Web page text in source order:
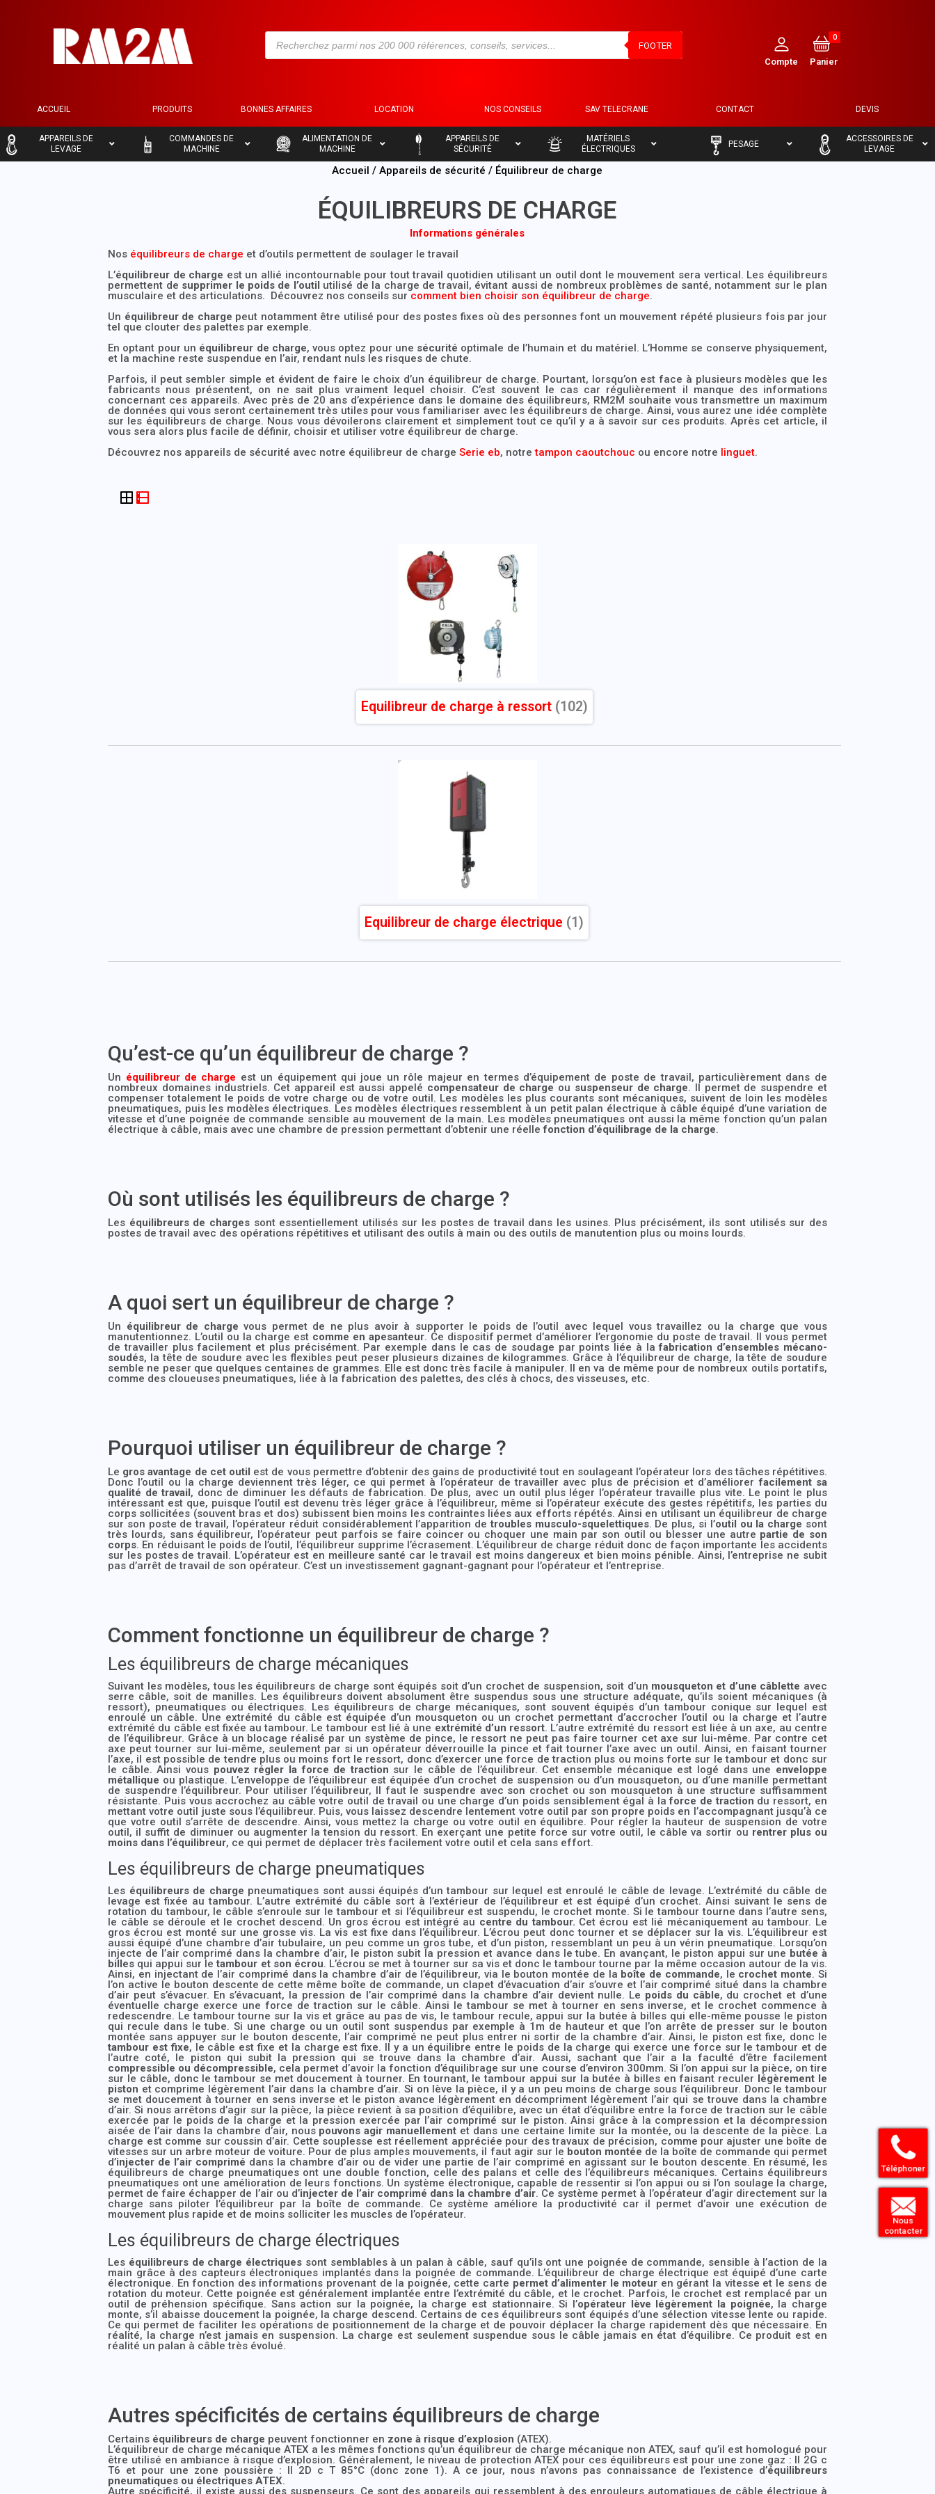
FOOTER
0
ACCUEIL
– PRODUITS
– BONNES AFFAIRES
– LOCATION
– NOS CONSEILS SAV TELECRANE
– CONTACT
– DEVIS
–
APPAREILS DE
LEVAGE
COMMANDES DE
MACHINE
ALIMENTATION DE
MACHINE
APPAREILS DE
SÉCURITÉ
MATÉRIELS
ÉLECTRIQUES
PESAGE
ACCESSOIRES DE
LEVAGE
Accueil /Appareils de sécurité / Équilibreur de charge
ÉQUILIBREURS DE CHARGE
Informations générales
Nos équilibreurs de charge et d’outils permettent de soulager le travail
L’équilibreur de charge est un allié incontournable pour tout travail quotidien utilisant un outil dont le mouvement sera vertical. Les équilibreurs
permettent de supprimer le poids de l’outil utilisé de la charge de travail, évitant aussi de nombreux problèmes de santé, notamment sur le plan
musculaire et des articulations. Découvrez nos conseils sur comment bien choisir son équilibreur de charge.
Un équilibreur de charge peut notamment être utilisé pour des postes fixes où des personnes font un mouvement répété plusieurs fois par jour
tel que clouter des palettes par exemple.
En optant pour un équilibreur de charge, vous optez pour une sécurité optimale de l’humain et du matériel. L’Homme se conserve physiquement,
et la machine reste suspendue en l’air, rendant nuls les risques de chute.
Parfois, il peut sembler simple et évident de faire le choix d’un équilibreur de charge. Pourtant, lorsqu’on est face à plusieurs modèles que les
fabricants nous présentent, on ne sait plus vraiment lequel choisir. C’est souvent le cas car régulièrement il manque des informations
concernant ces appareils. Avec près de 20 ans d’expérience dans le domaine des équilibreurs, RM2M souhaite vous transmettre un maximum
de données qui vous seront certainement très utiles pour vous familiariser avec les équilibreurs de charge. Ainsi, vous aurez une idée complète
sur les équilibreurs de charge. Nous vous dévoilerons clairement et simplement tout ce qu’il y a à savoir sur ces produits. Après cet article, il
vous sera alors plus facile de définir, choisir et utiliser votre équilibreur de charge.
Découvrez nos appareils de sécurité avec notre équilibreur de chargeSerie eb, notretampon caoutchouc ou encore notre linguet.
Equilibreur de charge à ressort (102)
Equilibreur de charge électrique (1)
Qu’est-ce qu’un équilibreur de charge ?
Un équilibreur de charge est un équipement qui joue un rôle majeur en termes d’équipement de poste de travail, particulièrement dans de
nombreux domaines industriels. Cet appareil est aussi appelé compensateur de charge ou suspenseur de charge. Il permet de suspendre et
compenser totalement le poids de votre charge ou de votre outil. Les modèles les plus courants sont mécaniques, suivent de loin les modèles
pneumatiques, puis les modèles électriques. Les modèles électriques ressemblent à un petit palan électrique à câble équipé d’une variation de
vitesse et d’une poignée de commande sensible au mouvement de la main. Les modèles pneumatiques ont aussi la même fonction qu’un palan
électrique à câble, mais avec une chambre de pression permettant d’obtenir une réellefonction d’équilibrage de la charge.
Où sont utilisés les équilibreurs de charge ?
Les équilibreurs de chargessont essentiellement utilisés sur les postes de travail dans les usines. Plus précisément, ils sont utilisés sur des
postes de travail avec des opérations répétitives et utilisant des outils à main ou des outils de manutention plus ou moins lourds.
A quoi sert un équilibreur de charge ?
Un équilibreur de charge vous permet de ne plus avoir à supporter le poids de l’outil avec lequel vous travaillez ou la charge que vous
manutentionnez. L’outil ou la charge est comme en apesanteur. Ce dispositif permet d’améliorer l’ergonomie du poste de travail. Il vous permet
de travailler plus facilement et plus précisément. Par exemple dans le cas de soudage par points liée à lafabrication d’ensembles mécano-
soudés, la tête de soudure avec les flexibles peut peser plusieurs dizaines de kilogrammes. Grâce à l’équilibreur de charge, la tête de soudure
semble ne peser que quelques centaines de grammes. Elle est donc très facile à manipuler. Il en va de même pour de nombreux outils portatifs,
comme des cloueuses pneumatiques, liée à la fabrication des palettes, des clés à chocs, des visseuses, etc.
Pourquoi utiliser un équilibreur de charge ?
Le gros avantage de cet outil est de vous permettre d’obtenir des gains de productivité tout en soulageant l’opérateur lors des tâches répétitives.
Donc l’outil ou la charge deviennent très léger, ce qui permet à l’opérateur de travailler avec plus de précision et d’améliorerfacilement sa
qualité de travail, donc de diminuer les défauts de fabrication. De plus, avec un outil plus léger l’opérateur travaille plus vite. Le point le plus
intéressant est que, puisque l’outil est devenu très léger grâce à l’équilibreur, même si l’opérateur exécute des gestes répétitifs, les parties du
corps sollicitées (souvent bras et dos) subissent bien moins les contraintes liées aux efforts répétés. Ainsi en utilisant un équilibreur de charge
sur son poste de travail, l’opérateur réduit considérablement l’apparition detroubles musculo-squelettiques. De plus, si l’outil ou la charge sont
très lourds, sans équilibreur, l’opérateur peut parfois se faire coincer ou choquer une main par son outil ou blesser une autre partie de son
corps. En réduisant le poids de l’outil, l’équilibreur supprime l’écrasement. L’équilibreur de charge réduit donc de façon importante les accidents
sur les postes de travail. L’opérateur est en meilleure santé car le travail est moins dangereux et bien moins pénible. Ainsi, l’entreprise ne subit
pas d’arrêt de travail de son opérateur. C’est un investissement gagnant-gagnant pour l’opérateur et l’entreprise.
Comment fonctionne un équilibreur de charge ?
Les équilibreurs de charge mécaniques
Suivant les modèles, tous les équilibreurs de charge sont équipés soit d’un crochet de suspension, soit d’un mousqueton et d’une câblette avec
serre câble, soit de manilles. Les équilibreurs doivent absolument être suspendus sous une structure adéquate, qu’ils soient mécaniques (à
ressort), pneumatiques ou électriques. Les équilibreurs de charge mécaniques, sont souvent équipés d’un tambour conique sur lequel est
enroulé un câble. Une extrémité du câble est équipée d’un mousqueton ou un crochet permettant d’accrocher l’outil ou la charge et l’autre
extrémité du câble est fixée au tambour. Le tambour est lié à une extrémité d’un ressort. L’autre extrémité du ressort est liée à un axe, au centre
de l’équilibreur. Grâce à un blocage réalisé par un système de pince, le ressort ne peut pas faire tourner cet axe sur lui-même. Par contre cet
axe peut tourner sur lui-même, seulement par si un opérateur déverrouille la pince et fait tourner l’axe avec un outil. Ainsi, en faisant tourner
l’axe, il est possible de tendre plus ou moins fort le ressort, donc d’exercer une force de traction plus ou moins forte sur le tambour et donc sur
le câble. Ainsi vous pouvez régler la force de traction sur le câble de l’équilibreur. Cet ensemble mécanique est logé dans une enveloppe
métallique ou plastique. L’enveloppe de l’équilibreur est équipée d’un crochet de suspension ou d’un mousqueton, ou d’une manille permettant
de suspendre l’équilibreur. Pour utiliser l’équilibreur, Il faut le suspendre avec son crochet ou son mousqueton à une structure suffisamment
résistante. Puis vous accrochez au câble votre outil de travail ou une charge d’un poids sensiblement égal à laforce de traction du ressort, en
mettant votre outil juste sous l’équilibreur. Puis, vous laissez descendre lentement votre outil par son propre poids en l’accompagnant jusqu’à ce
que votre outil s’arrête de descendre. Ainsi, vous mettez la charge ou votre outil en équilibre. Pour régler la hauteur de suspension de votre
outil, il suffit de diminuer ou augmenter la tension du ressort. En exerçant une petite force sur votre outil, le câble va sortir ou rentrer plus ou
moins dans l’équilibreur, ce qui permet de déplacer très facilement votre outil et cela sans effort.
Les équilibreurs de charge pneumatiques
Les équilibreurs de charge pneumatiques sont aussi équipés d’un tambour sur lequel est enroulé le câble de levage. L’extrémité du câble de
levage est fixée au tambour. L’autre extrémité du câble sort à l’extérieur de l’équilibreur et est équipé d’un crochet. Ainsi suivant le sens de
rotation du tambour, le câble s’enroule sur le tambour et si l’équilibreur est suspendu, le crochet monte. Si le tambour tourne dans l’autre sens,
le câble se déroule et le crochet descend. Un gros écrou est intégré au centre du tambour. Cet écrou est lié mécaniquement au tambour. Le
gros écrou est monté sur une grosse vis. La vis est fixe dans l’équilibreur. L’écrou peut donc tourner et se déplacer sur la vis. L’équilibreur est
aussi équipé d’une chambre d’air tubulaire, un peu comme un gros tube, et d’un piston, ressemblant un peu à un vérin pneumatique. Lorsqu’on
injecte de l’air comprimé dans la chambre d’air, le piston subit la pression et avance dans le tube. En avançant, le piston appui sur une butée à
billes qui appui sur letambour et son écrou. L’écrou se met à tourner sur sa vis et donc le tambour tourne par la même occasion autour de la vis.
Ainsi, en injectant de l’air comprimé dans la chambre d’air de l’équilibreur, via le bouton montée de la boîte de commande, le crochet monte. Si
l’on active le bouton descente de cette même boîte de commande, un clapet d’évacuation d’air s’ouvre et l’air comprimé situé dans la chambre
d’air peut s’évacuer. En s’évacuant, la pression de l’air comprimé dans la chambre d’air devient nulle. Le poids du câble, du crochet et d’une
éventuelle charge exerce une force de traction sur le câble. Ainsi le tambour se met à tourner en sens inverse, et le crochet commence à
redescendre. Le tambour tourne sur la vis et grâce au pas de vis, le tambour recule, appui sur la butée à billes qui elle-même pousse le piston
qui recule dans le tube. Si une charge ou un outil sont suspendus par exemple à 1m de hauteur et que l’on arrête de presser sur le bouton
montée sans appuyer sur le bouton descente, l’air comprimé ne peut plus entrer ni sortir de la chambre d’air. Ainsi, le piston est fixe, donc le
tambour est fixe, le câble est fixe et la charge est fixe. Il y a un équilibre entre le poids de la charge qui exerce une force sur le tambour et de
l’autre coté, le piston qui subit la pression qui se trouve dans la chambre d’air. Aussi, sachant que l’air a la faculté d’être facilement
compressible ou décompressible, cela permet d’avoir la fonction d’équilibrage sur une course d’environ 300mm. Si l’on appui sur la pièce, on tire
sur le câble, donc le tambour se met doucement à tourner. En tournant, le tambour appui sur la butée à billes en faisant reculer légèrement le
piston et comprime légèrement l’air dans la chambre d’air. Si on lève la pièce, il y a un peu moins de charge sous l’équilibreur. Donc le tambour
se met doucement à tourner en sens inverse et le piston avance légèrement en décompriment légèrement l’air qui se trouve dans la chambre
d’air. Si nous arrêtons d’agir sur la pièce, la pièce revient à sa position d’équilibre, avec un état d’équilibre entre la force de traction sur le câble
exercée par le poids de la charge et la pression exercée par l’air comprimé sur le piston. Ainsi grâce à la compression et la décompression
aisée de l’air dans la chambre d’air, nous pouvons agir manuellement et dans une certaine limite sur la montée, ou la descente de la pièce. La
charge est comme sur coussin d’air. Cette souplesse est réellement appréciée pour des travaux de précision, comme pour ajuster une boîte de
vitesses sur un arbre moteur de voiture. Pour de plus amples mouvements, il faut agir sur le bouton montée de la boîte de commande qui permet
d’injecter de l’air comprimé dans la chambre d’air ou de vider une partie de l’air comprimé en agissant sur le bouton descente. En résumé, les
équilibreurs de charge pneumatiques ont une double fonction, celle des palans et celle des l’équilibreurs mécaniques. Certains équilibreurs
pneumatiques ont une amélioration de leurs fonctions. Un système électronique, capable de ressentir si l’on appui ou si l’on soulage la charge,
permet de faire échapper de l’air ou d’injecter de l’air comprimé dans la chambre d’air. Ce système permet à l’opérateur d’agir directement sur la
charge sans piloter l’équilibreur par la boîte de commande. Ce système améliore la productivité car il permet d’avoir une exécution de
mouvement plus rapide et de moins solliciter les muscles de l’opérateur.
Les équilibreurs de charge électriques
Les équilibreurs de charge électriques sont semblables à un palan à câble, sauf qu’ils ont une poignée de commande, sensible à l’action de la
main grâce à des capteurs électroniques implantés dans la poignée de commande. L’équilibreur de charge électrique est équipé d’une carte
électronique. En fonction des informations provenant de la poignée, cette carte permet d’alimenter le moteur en gérant la vitesse et le sens de
rotation du moteur. Cette poignée est généralement implantée entre l’extrémité du câble, et le crochet. Parfois, le crochet est remplacé par un
outil de préhension spécifique. Sans action sur la poignée, la charge est stationnaire. Si l’opérateur lève légèrement la poignée, la charge
monte, s’il abaisse doucement la poignée, la charge descend. Certains de ces équilibreurs sont équipés d’une sélection vitesse lente ou rapide.
Ce qui permet de faciliter les opérations de positionnement de la charge et de pouvoir déplacer la charge rapidement dès que nécessaire. En
réalité, la charge n’est jamais en suspension. La charge est seulement suspendue sous le câble jamais en état d’équilibre. Ce produit est en
réalité un palan à câble très évolué.
Autres spécificités de certains équilibreurs de charge
Certains équilibreurs de charge peuvent fonctionner en zone à risque d’explosion (ATEX).
L’équilibreur de charge mécanique ATEX a les mêmes fonctions qu’un équilibreur de charge mécanique non ATEX, sauf qu’il est homologué pour
être utilisé en ambiance à risque d’explosion. Généralement, le niveau de protection ATEX pour ces équilibreurs est pour une zone gaz : II 2G c
T6 et pour une zone poussière : II 2D c T 85°C (donc zone 1). A ce jour, nous n’avons pas connaissance de l’existence d’équilibreurs
pneumatiques ou électriques ATEX.
Autre spécificité, il existe aussi des suspenseurs. Ce sont des appareils qui ressemblent à des enrouleurs automatiques de câble électrique à
Téléphoner
Nous
contacter